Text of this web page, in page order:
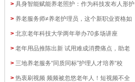
> 具身智能赋能养老照护：作为科技发布人形护
> 养老服务师≠养老护理员，这个新职业资格如
> 北京老年科技大学两年举办70多场讲座
> 老年用品推陈出新 试用难成消费痛点，助老
> 三地养老服务“同质同标”护理人才培养“校
> 热衷刷视频 频频被忽悠老年人！短视频不全